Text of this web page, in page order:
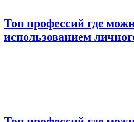
Топ профессий где
использованием